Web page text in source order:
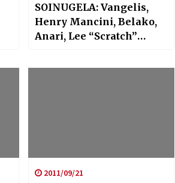
SOINUGELA: Vangelis,
Henry Mancini, Belako,
Anari, Lee “Scratch”
2011/09/21